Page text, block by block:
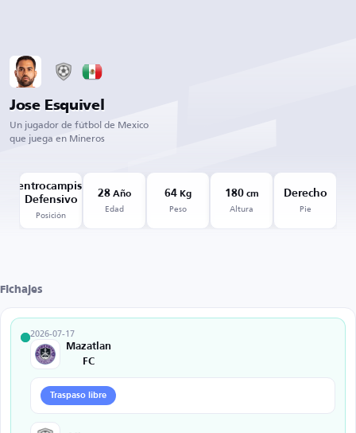
Jose Esquivel
Un jugador de fútbol de Mexico
que juega en Mineros
Centrocampista
Defensivo
Posición
28 Año
Edad
64 Kg
Peso
180cm
Altura
Derecho
Pie
Fichajes
2026-07-17
Mazatlan
FC
Traspaso libre